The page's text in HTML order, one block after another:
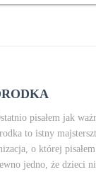
pisałem jak
to istny
o której
jedno, że dzieci